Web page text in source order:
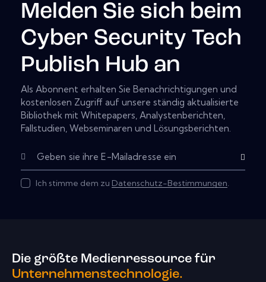
Melden Sie sich beim
Cyber Security Tech
Publish Hub an
Als Abonnent erhalten Sie Benachrichtigungen und
kostenlosen Zugriff auf unsere ständig aktualisierte
Bibliothek mit Whitepapers, Analystenberichten,
Fallstudien, Webseminaren und Lösungsberichten.
Ich stimme dem zu Datenschutz-Bestimmungen.
Die größte Medienressource für
Unternehmenstechnologie.